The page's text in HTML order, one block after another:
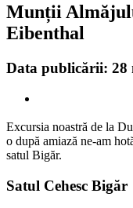
Munții
Eibenthal
Data publicării: 28
Excursia noastră de la
o după amiază ne-am
satul Bigăr.
Satul Cehesc Bigăr